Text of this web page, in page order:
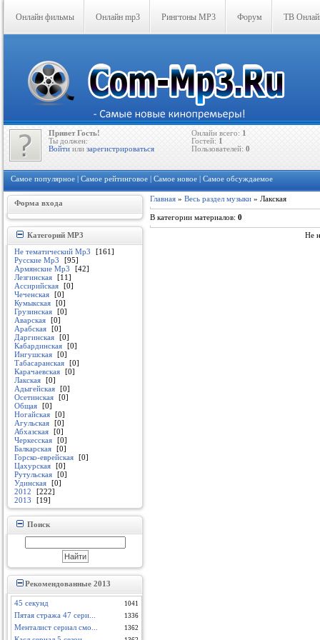
Онлайн фильмы Онлайн mp3 Рингтоны MP3 Форум ТВ
Привет Гость!
Ты должен:
Войти или зарегистрироваться
Онлайн всего: 1
Гостей: 1
Пользователей: 0
Самое популярное Самое рейтинговое Самое новое Самое обсуждаемое
Форма входа
Категорий MP3
Не тематический Mp3
[161]
Русские Mp3
[95]
Армянские Mp3
[42]
Лезгинская
[11]
Ассирийская
[0]
Чеченская
[0]
Кумыкская
[0]
Грузинская
[0]
Аварская
[0]
Арабская
[0]
Даргинская
[0]
Кабардинская
[0]
Ингушская
[0]
Табасаранская
[0]
Карачаевская
[0]
Лакская
[0]
Адыгейская
[0]
Осетинская
[0]
Общая
[0]
Ногайская
[0]
Агульская
[0]
Абхазская
[0]
Черкесская
[0]
Балкарская
[0]
Горско-еврейская
[0]
Цахурская
[0]
Рутульская
[0]
Удинская
[0]
2012
[222]
2013
[19]
Поиск
Рекомендованные 2013
45 секунд 1041
Пятая стража 47 сери... 1336
Менталист сериал смо... 1362
Главная » Весь раздел музыки » Лакская
В категории материалов: 0
Не